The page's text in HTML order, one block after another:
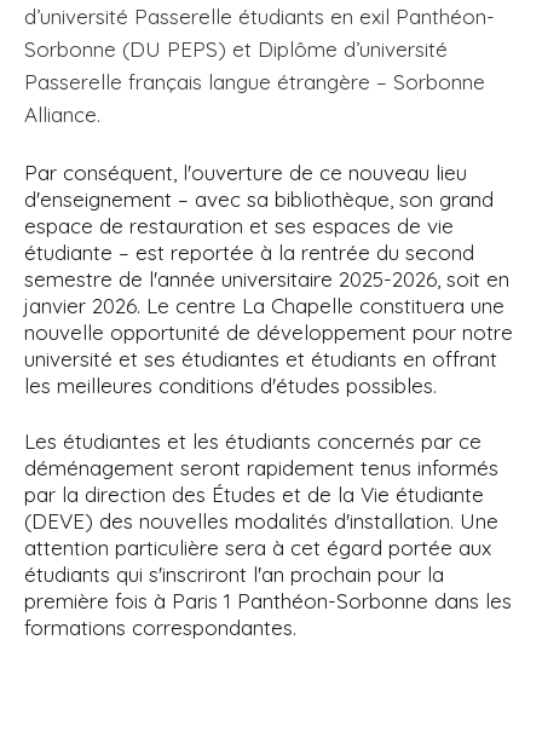
d’université Passerelle étudiants en exil Panthéon-
Sorbonne (DU PEPS) et Diplôme d’université
Passerelle français langue étrangère – Sorbonne
Alliance.
Par conséquent, l'ouverture de ce nouveau lieu
d'enseignement – avec sa bibliothèque, son grand
espace de restauration et ses espaces de vie
étudiante – est reportée à la rentrée du second
semestre de l'année universitaire 2025-2026, soit en
janvier 2026. Le centre La Chapelle constituera une
nouvelle opportunité de développement pour notre
université et ses étudiantes et étudiants en offrant
les meilleures conditions d'études possibles.
Les étudiantes et les étudiants concernés par ce
déménagement seront rapidement tenus informés
par la direction des Études et de la Vie étudiante
(DEVE) des nouvelles modalités d'installation. Une
attention particulière sera à cet égard portée aux
étudiants qui s'inscriront l'an prochain pour la
première fois à Paris 1 Panthéon-Sorbonne dans les
formations correspondantes.